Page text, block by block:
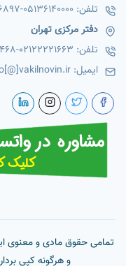
تلفن: 05136140000
-
دفتر مرکزی تهران
تلفن: 02122221663
-
ایمیل:
تمامی حقوق مادی و معنوی
و هرگونه کپی